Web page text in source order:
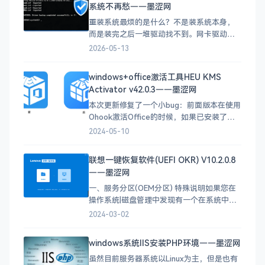
系统不再愁——墨涩网
重装系统最烦的是什么？不是装系统本身，
而是装完之后一堆驱动找不到。网卡驱动没
了上不了网，显卡驱动没了分辨率不对，声
装前把所有驱动备份好，重装后一键恢复。
这行命令是什么？ dism /online /export
2026-05-13
windows+office激活工具HEU KMS
Activator v42.0.3——墨涩网
本次更新修复了一个小bug：前面版本在使用
Ohook激活Office的时候，如果已安装了被
MAK密钥永久激活的Office，由于bug存
轩修改设计）。 1. v42.0.3更新说明
[2024.05.06]
2024-05-10
联想一键恢复软件(UEFI OKR) V10.2.0.8
——墨涩网
一、服务分区(OEM分区) 特殊说明如果您在
操作系统|磁盘管理中发现有一个在系统中不
可见的&gt;20GB，标识为恢复分区卷
件及相关数据，如果该服务分区被非联想维
修人员所进行的操个删除或损坏，联想一键
2024-03-02
windows系统IIS安装PHP环境——墨涩网
虽然目前服务器系统以Linux为主，但是也有